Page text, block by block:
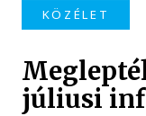
KÖZÉLET
júliusi